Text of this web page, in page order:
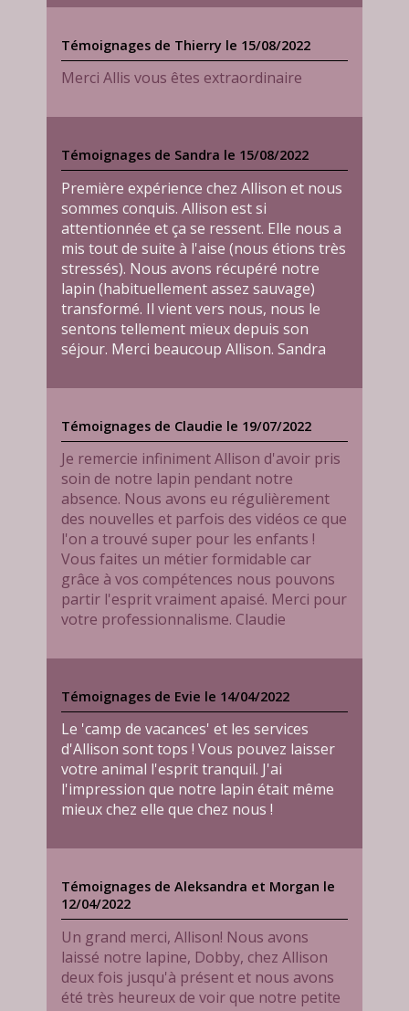
Témoignages de Thierry le 15/08/2022
Merci Allis vous êtes extraordinaire
Témoignages de Sandra le 15/08/2022
Première expérience chez Allison et nous
sommes conquis. Allison est si
attentionnée et ça se ressent. Elle nous a
mis tout de suite à l'aise (nous étions très
stressés). Nous avons récupéré notre
lapin (habituellement assez sauvage)
transformé. Il vient vers nous, nous le
sentons tellement mieux depuis son
séjour. Merci beaucoup Allison. Sandra
Témoignages de Claudie le 19/07/2022
Je remercie infiniment Allison d'avoir pris
soin de notre lapin pendant notre
absence. Nous avons eu régulièrement
des nouvelles et parfois des vidéos ce que
l'on a trouvé super pour les enfants !
Vous faites un métier formidable car
grâce à vos compétences nous pouvons
partir l'esprit vraiment apaisé. Merci pour
votre professionnalisme. Claudie
Témoignages de Evie le 14/04/2022
Le 'camp de vacances' et les services
d'Allison sont tops ! Vous pouvez laisser
votre animal l'esprit tranquil. J'ai
l'impression que notre lapin était même
mieux chez elle que chez nous !
Témoignages de Aleksandra et Morgan le
12/04/2022
Un grand merci, Allison! Nous avons
laissé notre lapine, Dobby, chez Allison
deux fois jusqu'à présent et nous avons
été très heureux de voir que notre petite